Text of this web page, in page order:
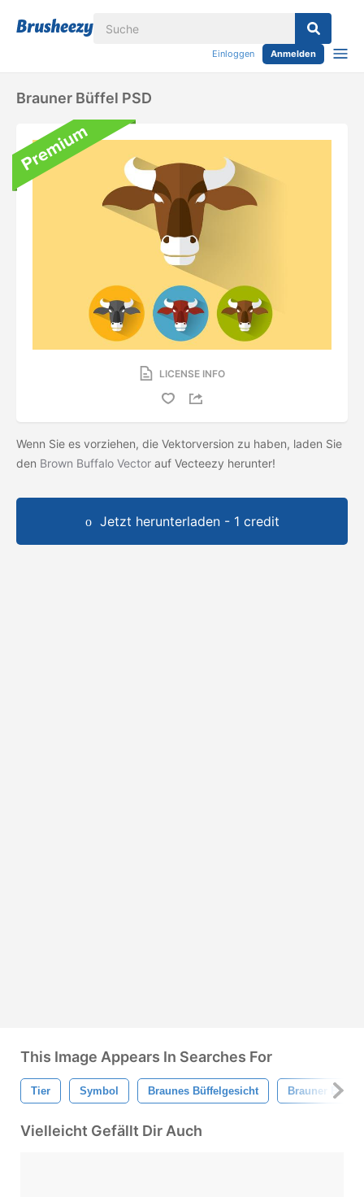
Einloggen Anmelden
Brauner Büffel PSD
LICENSE INFO
Wenn Sie es vorziehen, die Vektorversion zu haben, laden Sie
den Brown Buffalo Vector auf Vecteezy herunter!
Jetzt herunterladen - 1 credit
This Image Appears In Searches For
Tier Symbol Braunes Büffelgesicht Brauner Büffel
Vielleicht Gefällt Dir Auch